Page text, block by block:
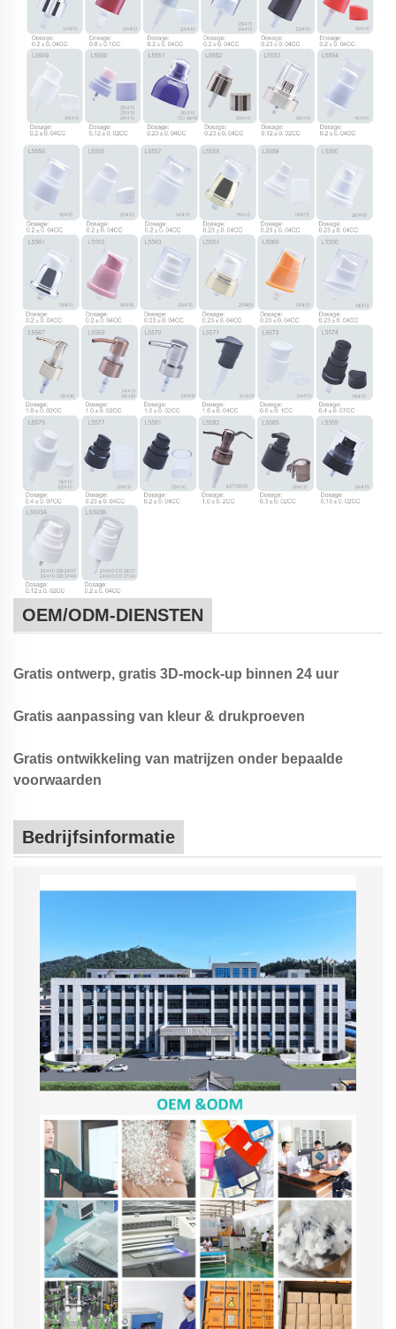
OEM/ODM-DIENSTEN
Gratis ontwerp, gratis 3D-mock-up binnen 24 uur
Gratis aanpassing van kleur & drukproeven
Gratis ontwikkeling van matrijzen onder bepaalde
voorwaarden
Bedrijfsinformatie